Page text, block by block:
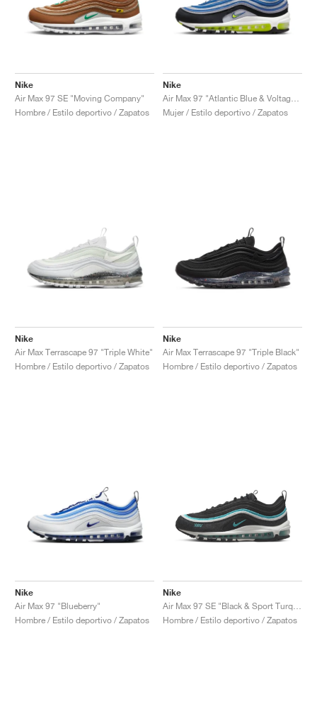
Nike
Air Max 97 SE "Moving Company"
Hombre / Estilo deportivo / Zapatos
Nike
Mujer / Estilo deportivo / Zapatos
Nike
Air Max Terrascape 97 "Triple White"
Hombre / Estilo deportivo / Zapatos
Nike
Air Max Terrascape 97 "Triple Black"
Hombre / Estilo deportivo / Zapatos
Nike
Air Max 97 "Blueberry"
Hombre / Estilo deportivo / Zapatos
Nike
Hombre / Estilo deportivo / Zapatos